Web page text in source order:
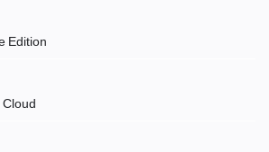
Edition